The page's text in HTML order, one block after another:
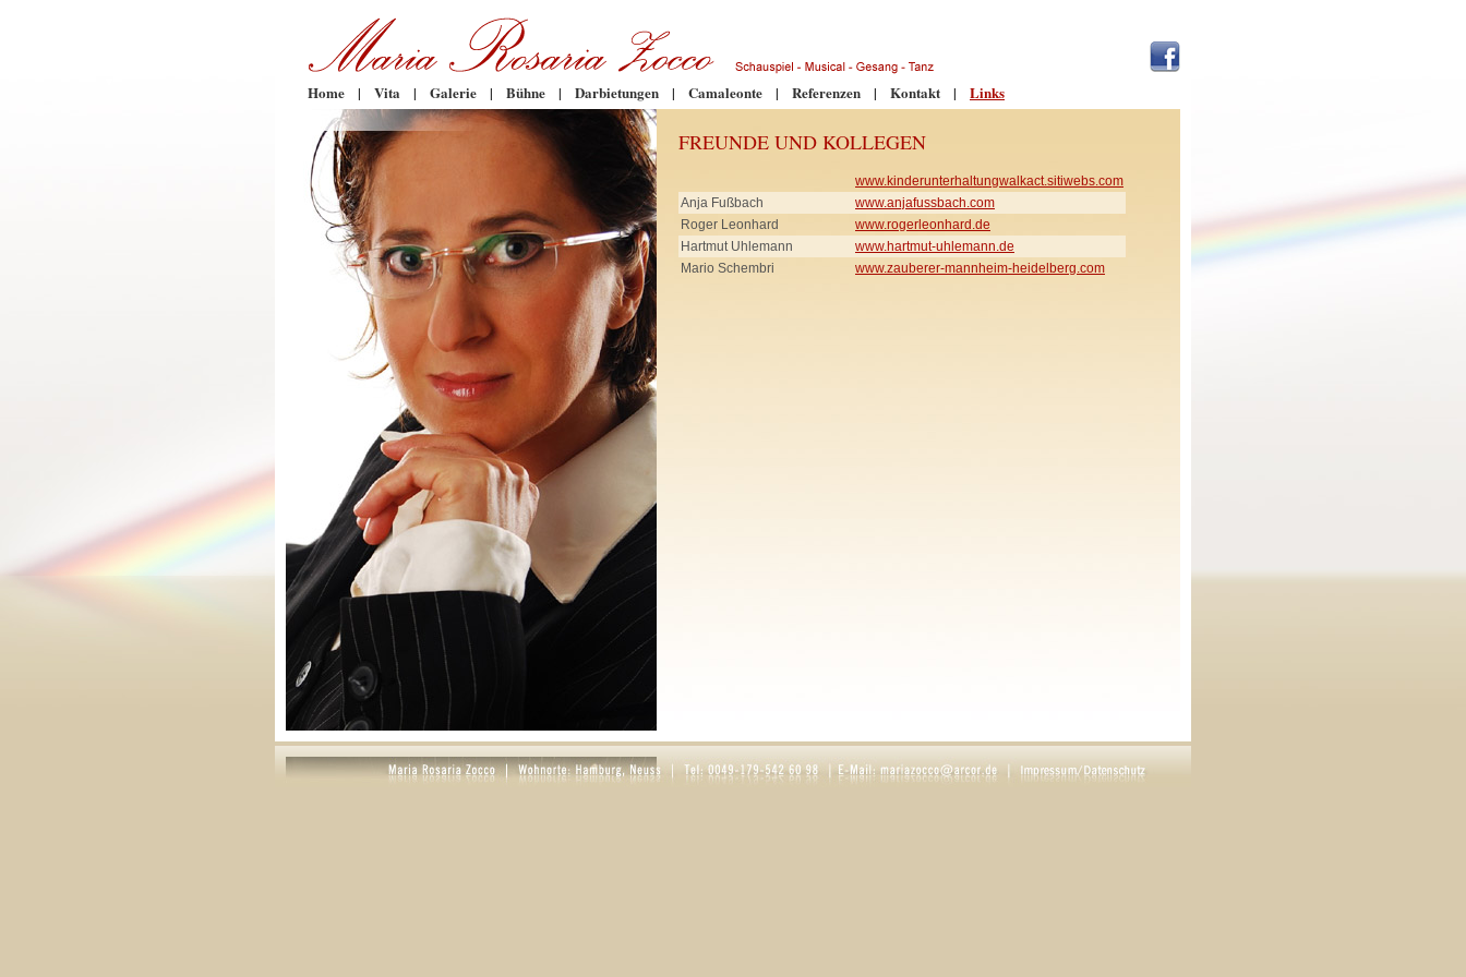
Home | Vita | Galerie | Bühne | Darbietungen | Camaleonte | Referenzen | Kontakt | Links
FREUNDE UND KOLLEGEN
www.kinderunterhaltungwalkact.sitiwebs.com
Anja Fußbach
www.anjafussbach.com
Roger Leonhard
www.rogerleonhard.de
Hartmut Uhlemann
www.hartmut-uhlemann.de
Mario Schembri
www.zauberer-mannheim-heidelberg.com